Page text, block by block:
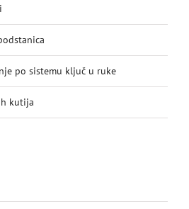
po sistemu ključ u ruke
kutija